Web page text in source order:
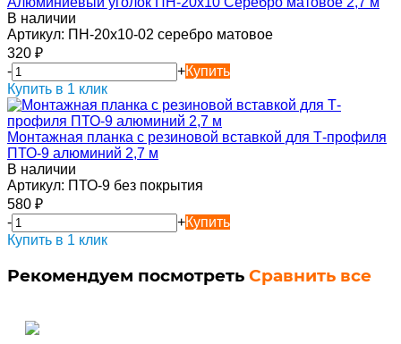
В наличии
Артикул: ПН-20х10-02 серебро матовое
320 ₽
-
+Купить
Купить в 1 клик
Монтажная планка с резиновой вставкой для Т-профиля
ПТО-9 алюминий 2,7 м
В наличии
Артикул: ПТО-9 без покрытия
580 ₽
-
+Купить
Купить в 1 клик
Рекомендуем посмотреть Сравнить все